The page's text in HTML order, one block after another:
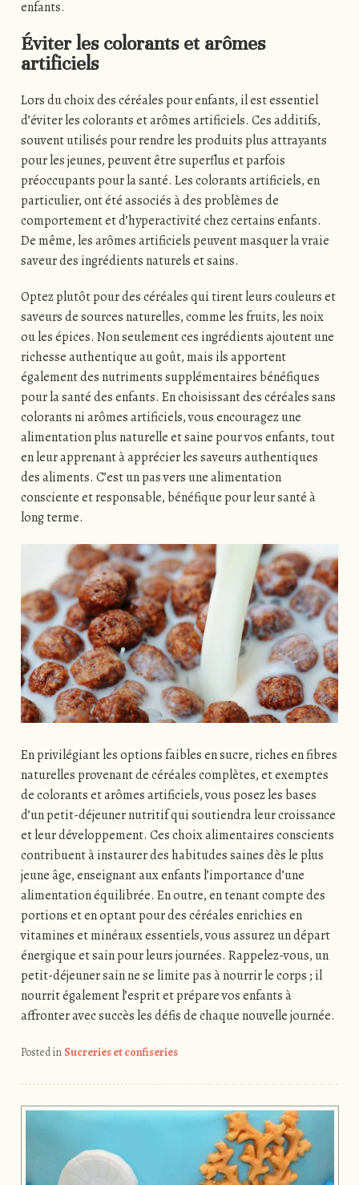
enfants.
Éviter les colorants et arômes
artificiels
Lors du choix des céréales pour enfants, il est essentiel
d’éviter les colorants et arômes artificiels. Ces additifs,
souvent utilisés pour rendre les produits plus attrayants
pour les jeunes, peuvent être superflus et parfois
préoccupants pour la santé. Les colorants artificiels, en
particulier, ont été associés à des problèmes de
comportement et d’hyperactivité chez certains enfants.
De même, les arômes artificiels peuvent masquer la vraie
saveur des ingrédients naturels et sains.
Optez plutôt pour des céréales qui tirent leurs couleurs et
saveurs de sources naturelles, comme les fruits, les noix
ou les épices. Non seulement ces ingrédients ajoutent une
richesse authentique au goût, mais ils apportent
également des nutriments supplémentaires bénéfiques
pour la santé des enfants. En choisissant des céréales sans
colorants ni arômes artificiels, vous encouragez une
alimentation plus naturelle et saine pour vos enfants, tout
en leur apprenant à apprécier les saveurs authentiques
des aliments. C’est un pas vers une alimentation
consciente et responsable, bénéfique pour leur santé à
long terme.
En privilégiant les options faibles en sucre, riches en fibres
naturelles provenant de céréales complètes, et exemptes
de colorants et arômes artificiels, vous posez les bases
d’un petit-déjeuner nutritif qui soutiendra leur croissance
et leur développement. Ces choix alimentaires conscients
contribuent à instaurer des habitudes saines dès le plus
jeune âge, enseignant aux enfants l’importance d’une
alimentation équilibrée. En outre, en tenant compte des
portions et en optant pour des céréales enrichies en
vitamines et minéraux essentiels, vous assurez un départ
énergique et sain pour leurs journées. Rappelez-vous, un
petit-déjeuner sain ne se limite pas à nourrir le corps ; il
nourrit également l’esprit et prépare vos enfants à
affronter avec succès les défis de chaque nouvelle journée.
Posted in Sucreries et confiseries